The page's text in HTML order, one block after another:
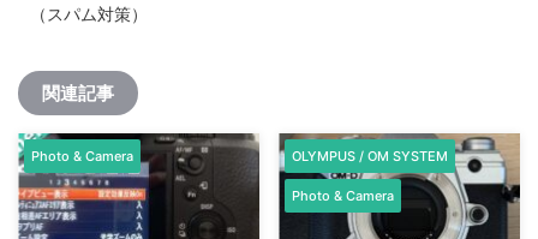
（スパム対策）
関連記事
Photo & Camera OLYMPUS / OM SYSTEM
Photo & Camera